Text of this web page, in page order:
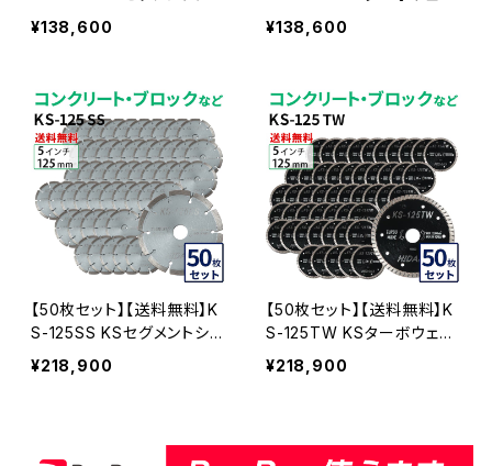
バー 5インチ 125mm コン
クリート・ブロックなどの切
刃(ks-125ss-30)
¥138,600
ブ 5インチ 125mm コンクリ
ート・ブロックなどの切断用
¥138,600
【50枚セット】【送料無料】K
S-125SS KSセグメントシル
バー 5インチ 125mm コン
クリート・ブロックなどの切
¥218,900
【50枚セット】【送料無料】K
S-125TW KSターボウェー
ブ 5インチ 125mm コンクリ
ート・ブロックなどの切断用
¥218,900